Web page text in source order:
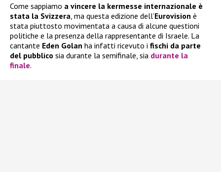
Come sappiamo a vincere la kermesse internazionale è
stata la Svizzera , ma questa edizione dell’Eurovision è
stata piuttosto movimentata a causa di alcune questioni
politiche e la presenza della rappresentante di Israele. La
cantante Eden Golan ha infatti ricevuto i fischi da parte
del pubblico sia durante la semifinale, sia durante la
finale.